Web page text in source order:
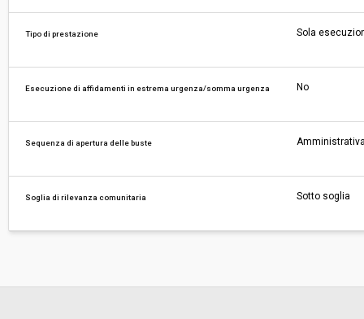
Tipo di prestazione Sola
Esecuzione di affidamenti in estrema urgenza/somma urgenza No
Sequenza di apertura delle buste
Soglia di rilevanza comunitaria Sotto soglia